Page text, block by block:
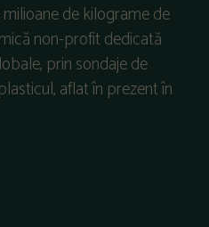
de kilograme de
non-profit dedicată
prin sondaje de
aflat în prezent în